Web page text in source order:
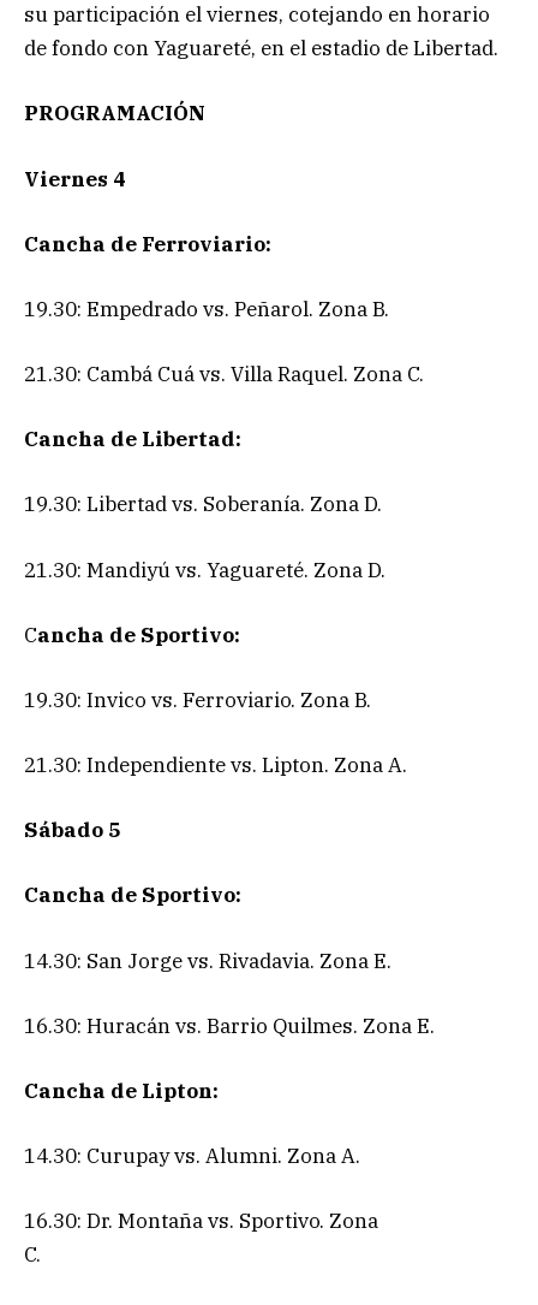
su participación el viernes, cotejando en horario
de fondo con Yaguareté, en el estadio de Libertad.
PROGRAMACIÓN
Viernes 4
Cancha de Ferroviario:
19.30: Empedrado vs. Peñarol. Zona B.
21.30: Cambá Cuá vs. Villa Raquel. Zona C.
Cancha de Libertad:
19.30: Libertad vs. Soberanía. Zona D.
21.30: Mandiyú vs. Yaguareté. Zona D.
Cancha de Sportivo:
19.30: Invico vs. Ferroviario. Zona B.
21.30: Independiente vs. Lipton. Zona A.
Sábado 5
Cancha de Sportivo:
14.30: San Jorge vs. Rivadavia. Zona E.
16.30: Huracán vs. Barrio Quilmes. Zona E.
Cancha de Lipton:
14.30: Curupay vs. Alumni. Zona A.
16.30: Dr. Montaña vs. Sportivo. Zona
C.